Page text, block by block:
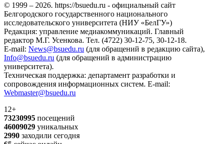
© 1999 – 2026. https://bsuedu.ru - официальный сайт
Белгородского государственного национального
исследовательского университета (НИУ «БелГУ»)
Редакция: управление медиакоммуникаций. Главный
редактор М.Г. Усенкова. Тел. (4722) 30-12-75, 30-12-18.
E-mail: News@bsuedu.ru (для обращений в редакцию сайта),
Info@bsuedu.ru (для обращений в администрацию
университета).
Техническая поддержка: департамент разработки и
сопровождения информационных систем. E-mail:
Webmaster@bsuedu.ru
12+
73230995 посещений
46009029 уникальных
2990 заходили сегодня